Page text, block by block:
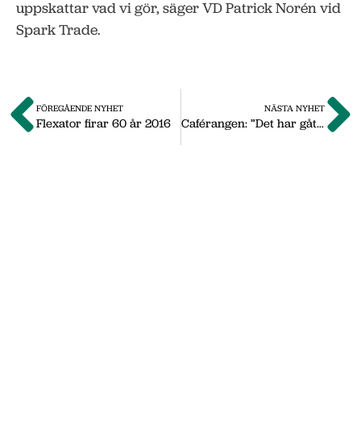
uppskattar vad vi gör, säger VD Patrick Norén vid
Spark Trade.
FÖREGÅENDE NYHET
Flexator firar 60 år 2016
NÄSTA NYHET
Caférangen: ”Det har gått över förväntan”